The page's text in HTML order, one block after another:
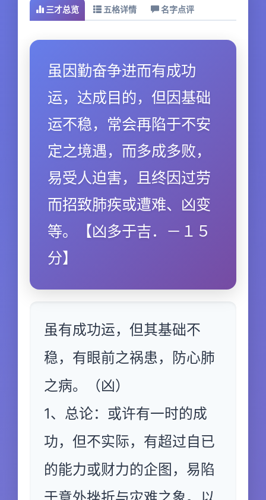
三才总览 五格详情 名字点评
虽因勤奋争进而有成功
运，达成目的，但因基础
运不稳，常会再陷于不安
定之境遇，而多成多败，
易受人迫害，且终因过劳
而招致肺疾或遭难、凶变
等。【凶多于吉．－１５
分】
虽有成功运，但其基础不
稳，有眼前之祸患，防心肺
之病。（凶）
1、总论：或许有一时的成
功，但不实际，有超过自已
的能力或财力的企图，易陷